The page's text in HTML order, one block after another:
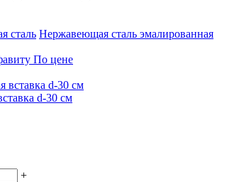
сталь Нержавеющая сталь эмалированная
По цене
d-30 см
+